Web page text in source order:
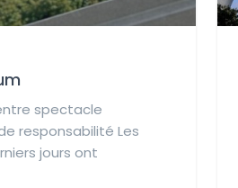
spectacle
responsabilité Les
jours ont